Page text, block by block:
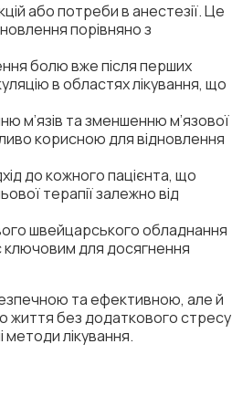
або потреби в анестезії. Це
порівняно з
болю вже після перших
в областях лікування, що
м’язів та зменшенню м’язової
корисною для відновлення
до кожного пацієнта, що
терапії залежно від
швейцарського обладнання
ключовим для досягнення
та ефективною, але й
життя без додаткового стресу
лікування.